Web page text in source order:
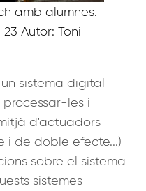
amb alumnes.
Autor: Toni
sistema digital
les i
d'actuadors
i de doble efecte...)
sobre el sistema
sistemes